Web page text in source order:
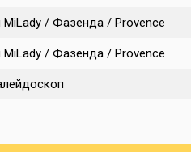
MiLady / Фазенда / Provence
MiLady / Фазенда / Provence